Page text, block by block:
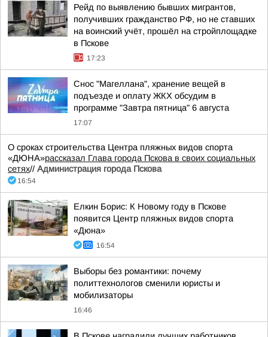
Рейд по выявлению бывших мигрантов,
получивших гражданство РФ, но не ставших
на воинский учёт, прошёл на стройплощадке
в Пскове
17:23
Снос "Магеллана", хранение вещей в
подъезде и оплату ЖКХ обсудим в
программе "Завтра пятница" 6 августа
17:07
О сроках строительства Центра пляжных видов спорта
«ДЮНА»рассказал Глава города Пскова в своих социальных
сетях// Администрация города Пскова
16:54
Елкин Борис: К Новому году в Пскове
появится Центр пляжных видов спорта
«Дюна»
16:54
Выборы без романтики: почему
политтехнологов сменили юристы и
мобилизаторы
16:46